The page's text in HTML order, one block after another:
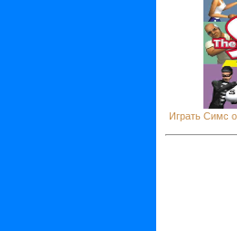
Играть Симс